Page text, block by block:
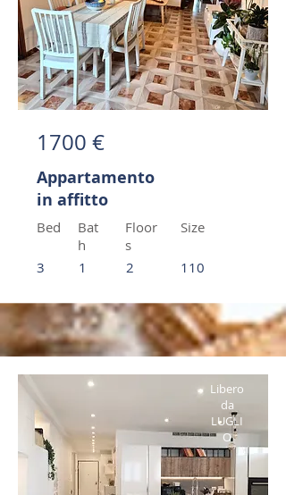
1700 €
Appartamento
in affitto
Bed
3
Bat
h
1
Floor
s
2
Size
110
Libero
da
LUGLI
O